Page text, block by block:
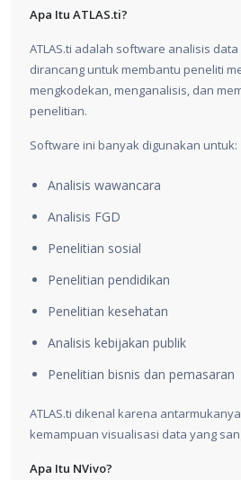
Apa Itu ATLAS.ti?
ATLAS.ti adalah software analisis
dirancang untuk membantu peneliti
mengkodekan, menganalisis, dan
penelitian.
Software ini banyak digunakan untuk:
Analisis wawancara
Analisis FGD
Penelitian sosial
Penelitian pendidikan
Penelitian kesehatan
Analisis kebijakan publik
Penelitian bisnis dan pemasaran
ATLAS.ti dikenal karena
kemampuan visualisasi data yang
Apa Itu NVivo?